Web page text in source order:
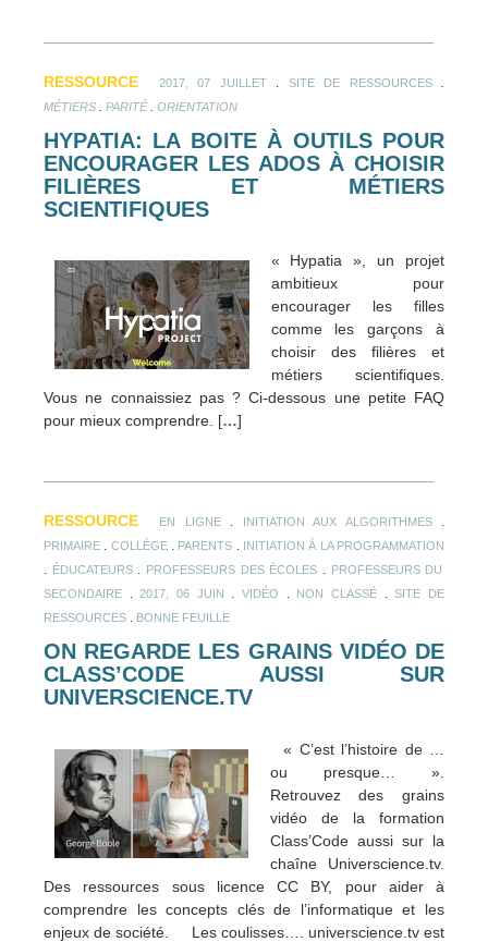
RESSOURCE 2017, 07 JUILLET. SITE DE RESSOURCES.
MÉTIERS PARITÉ. ORIENTATION
HYPATIA: LA BOITE À OUTILS POUR
ENCOURAGER LES ADOS À CHOISIR
FILIÈRES ET MÉTIERS
SCIENTIFIQUES
« Hypatia », un projet
ambitieux pour
encourager les filles
comme les garçons à
choisir des filières et
métiers scientifiques.
Vous ne connaissiez pas ? Ci-dessous une petite FAQ
pour mieux comprendre. […]
RESSOURCE EN LIGNE. INITIATION AUX ALGORITHMES.
PRIMAIRE COLLÈGE. PARENTS INITIATION À LA PROGRAMMATION
ÉDUCATEURS. PROFESSEURS DES ÉCOLES
PROFESSEURS DU
SECONDAIRE .2017, 06 JUIN .VIDÉO NON CLASSÉ .SITE DE
RESSOURCES
BONNE FEUILLE
ON REGARDE LES GRAINS VIDÉO DE
CLASS’CODE AUSSI SUR
UNIVERSCIENCE.TV
« C’est l’histoire de …
ou presque… ».
Retrouvez des grains
vidéo de la formation
Class’Code aussi sur la
chaîne Universcience.tv.
Des ressources sous licence CC BY, pour aider à
comprendre les concepts clés de l’informatique et les
enjeux de société. Les coulisses…. universcience.tv est